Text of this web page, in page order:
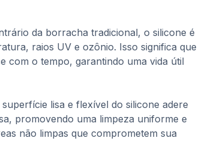
da borracha tradicional, o silicone é
raios UV e ozônio. Isso significa que
com o tempo, garantindo uma vida útil
superfície lisa e flexível do silicone adere
promovendo uma limpeza uniforme e
não limpas que comprometem sua